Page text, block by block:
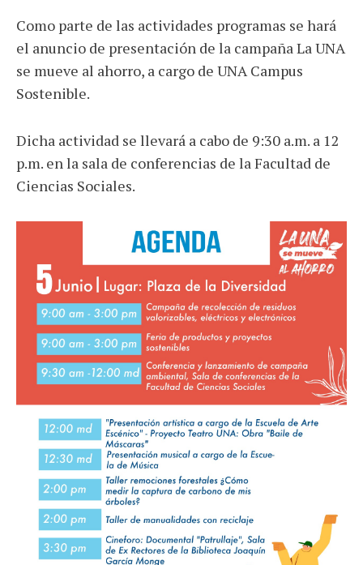
Como parte de las actividades programas se hará
el anuncio de presentación de la campaña La UNA
se mueve al ahorro, a cargo de UNA Campus
Sostenible.
Dicha actividad se llevará a cabo de 9:30 a.m. a 12
p.m. en la sala de conferencias de la Facultad de
Ciencias Sociales.